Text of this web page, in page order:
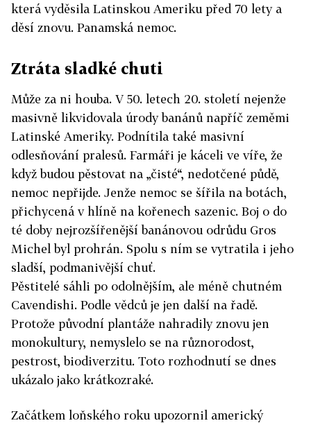
která vyděsila Latinskou Ameriku před 70 lety a
děsí znovu. Panamská nemoc.
Ztráta sladké chuti
Může za ni houba. V 50. letech 20. století nejenže
masivně likvidovala úrody banánů napříč zeměmi
Latinské Ameriky. Podnítila také masivní
odlesňování pralesů. Farmáři je káceli ve víře, že
když budou pěstovat na „čisté“, nedotčené půdě,
nemoc nepřijde. Jenže nemoc se šířila na botách,
přichycená v hlíně na kořenech sazenic. Boj o do
té doby nejrozšířenější banánovou odrůdu Gros
Michel byl prohrán. Spolu s ním se vytratila i jeho
sladší, podmanivější chuť.
Pěstitelé sáhli po odolnějším, ale méně chutném
Cavendishi. Podle vědců je jen další na řadě.
Protože původní plantáže nahradily znovu jen
monokultury, nemyslelo se na různorodost,
pestrost, biodiverzitu. Toto rozhodnutí se dnes
ukázalo jako krátkozraké.
Začátkem loňského roku upozornil americký